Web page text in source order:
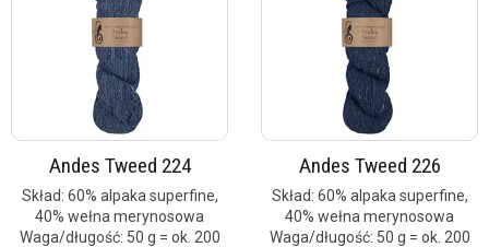
Andes Tweed 224
Skład: 60% alpaka superfine,
40% wełna merynosowa
Waga/długość: 50 g = ok. 200
Andes Tweed 226
Skład: 60% alpaka superfine,
40% wełna merynosowa
Waga/długość: 50 g = ok. 200